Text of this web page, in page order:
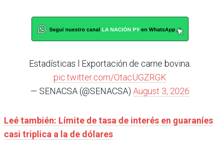
Estadísticas l Exportación de carne bovina.
pic.twitter.com/OtacUGZRGK
— SENACSA (@SENACSA) August 3, 2026
Leé también: Límite de tasa de interés en guaraníes
casi triplica a la de dólares